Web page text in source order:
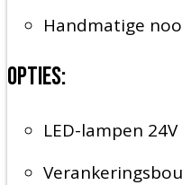
Handmatige
Opties:
LED-lampen 24V